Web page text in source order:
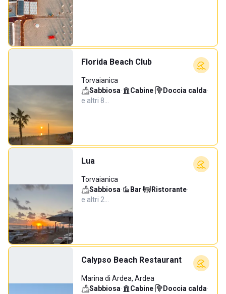
Florida Beach Club
Torvaianica
Sabbiosa· Cabine· Doccia calda·
e altri 8…
Lua
Torvaianica
Sabbiosa· Bar· Ristorante·
e altri 2…
Calypso Beach Restaurant
Marina di Ardea, Ardea
Sabbiosa· Cabine· Doccia calda·